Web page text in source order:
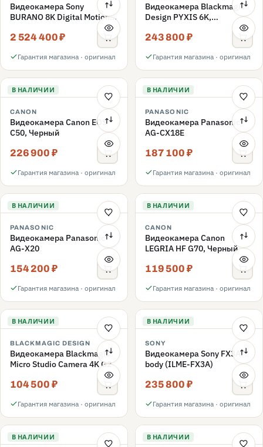
Видеокамера Sony
BURANO 8K Digital Motion
2 524 400 ₽
Гарантия магазина · оригинал
Видеокамера Blackmagic
Design PYXIS 6K,
крепление PL, черный
243 800 ₽
Гарантия магазина · оригинал
В НАЛИЧИИ
CANON
Видеокамера Canon EOS
C50, Черный
226 900 ₽
Гарантия магазина · оригинал
В НАЛИЧИИ
PANASONIC
Видеокамера Panasonic
AG-CX18E
187 100 ₽
Гарантия магазина · оригинал
В НАЛИЧИИ
PANASONIC
Видеокамера Panasonic
AG-X20
154 200 ₽
Гарантия магазина · оригинал
В НАЛИЧИИ
CANON
Видеокамера Canon
LEGRIA HF G70, Черный
119 500 ₽
Гарантия магазина · оригинал
В НАЛИЧИИ
BLACKMAGIC DESIGN
Видеокамера Blackmagic
Micro Studio Camera 4K G2
104 500 ₽
Гарантия магазина · оригинал
В НАЛИЧИИ
SONY
Видеокамера Sony FX3A
body (ILME-FX3A)
235 800 ₽
Гарантия магазина · оригинал
В НАЛИЧИИ В НАЛИЧИИ